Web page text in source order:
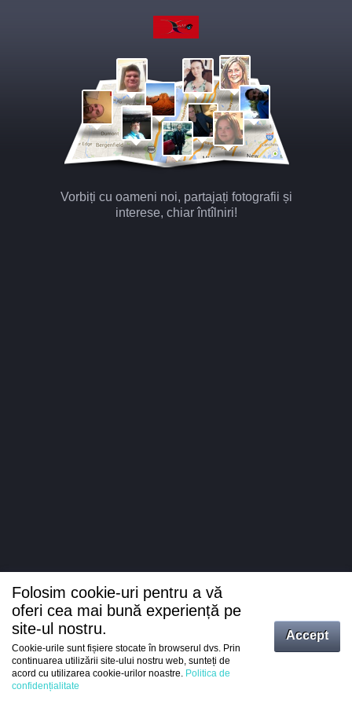
Vorbiți cu oameni noi, partajați fotografii și
interese, chiar întîlniri!
Intrați
Folosim cookie-uri pentru a vă
oferi cea mai bună experiență pe
site-ul nostru.
Cookie-urile sunt fișiere stocate în browserul dvs. Prin
continuarea utilizării site-ului nostru web, sunteți de
acord cu utilizarea cookie-urilor noastre. Politica de
confidențialitate
Accept